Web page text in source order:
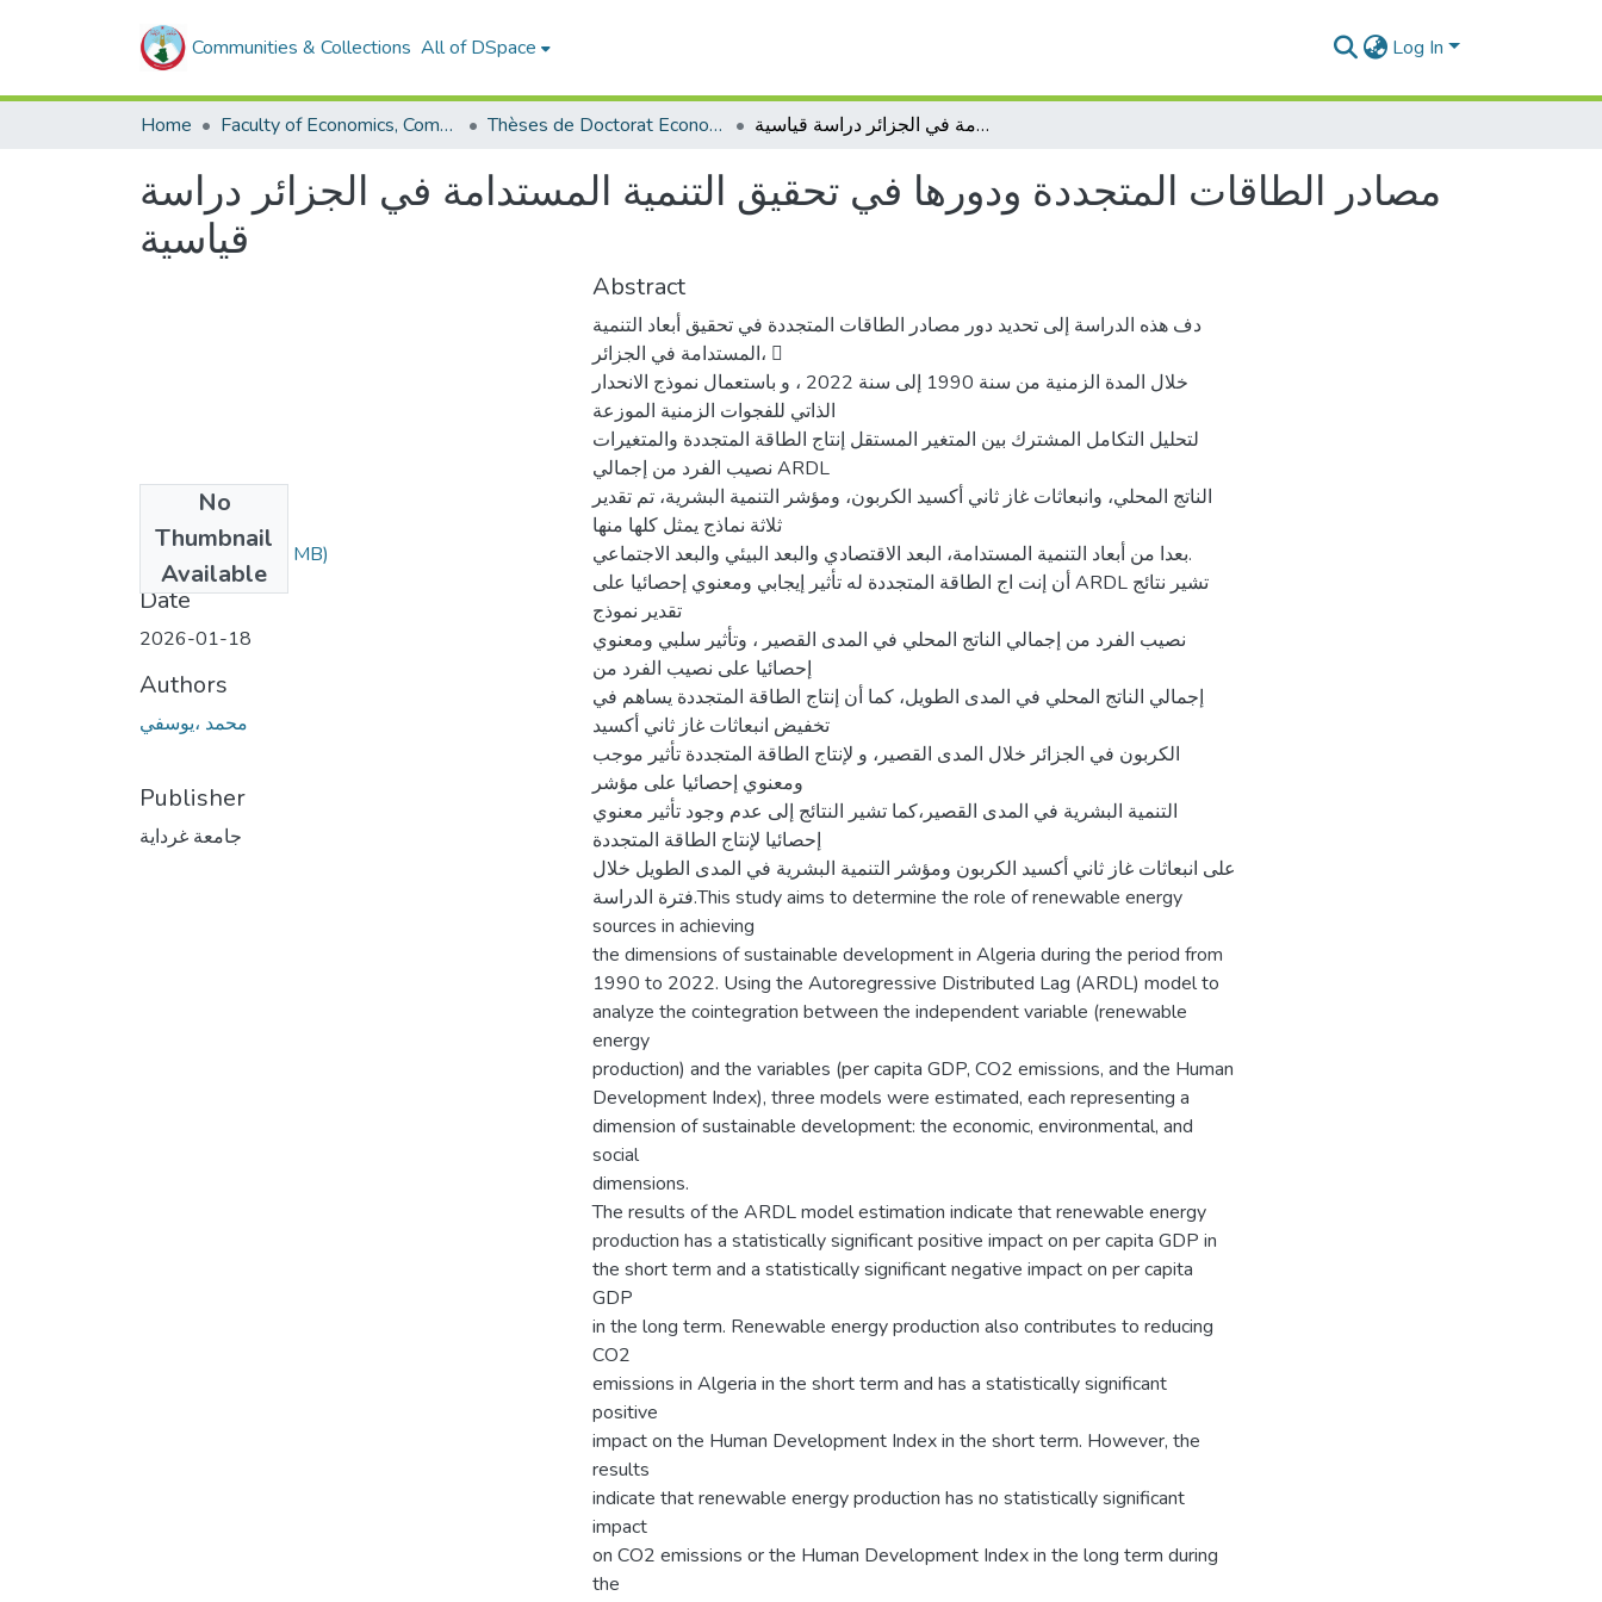
Communities & Collections All of DSpace Log In
Home Faculty of Economics, Commercial Sciences and Management Sciences Thèses de Doctorat Economie مصادر الطاقات المتجددة ودورھا في تحقیق التنمیة المستدامة في الجزائر دراسة قیاسیة
مصادر الطاقات المتجددة ودورھا في تحقیق التنمیة المستدامة في الجزائر دراسة
قیاسیة
No
Thumbnail
Available
ECO.3.27.pdf(4.4 MB)
Date
2026-01-18
Authors
محمد ،يوسفي
Publisher
جامعة غرداية
Abstract
دف هذه الدراسة إلى تحديد دور مصادر الطاقات المتجددة في تحقيق أبعاد التنمية
المستدامة في الجزائر، 􀁉
خلال المدة الزمنية من سنة 1990 إلى سنة 2022 ، و باستعمال نموذج الانحدار
الذاتي للفجوات الزمنية الموزعة
لتحليل التكامل المشترك بين المتغير المستقل إنتاج الطاقة المتجددة والمتغيرات
نصيب الفرد من إجمالي ARDL
الناتج المحلي، وانبعاثات غاز ثاني أكسيد الكربون، ومؤشر التنمية البشرية، تم تقدير
ثلاثة نماذج يمثل كلها منها
بعدا من أبعاد التنمية المستدامة، البعد الاقتصادي والبعد البيئي والبعد الاجتماعي.
أن إنت اج الطاقة المتجددة له تأثير إيجابي ومعنوي إحصائيا على ARDL تشير نتائج
تقدير نموذج
نصيب الفرد من إجمالي الناتج المحلي في المدى القصير ، وتأثير سلبي ومعنوي
إحصائيا على نصيب الفرد من
إجمالي الناتج المحلي في المدى الطويل، كما أن إنتاج الطاقة المتجددة يساهم في
تخفيض انبعاثات غاز ثاني أكسيد
الكربون في الجزائر خلال المدى القصير، و لإنتاج الطاقة المتجددة تأثير موجب
ومعنوي إحصائيا على مؤشر
التنمية البشرية في المدى القصير،كما تشير النتائج إلى عدم وجود تأثير معنوي
إحصائيا لإنتاج الطاقة المتجددة
على انبعاثات غاز ثاني أكسيد الكربون ومؤشر التنمية البشرية في المدى الطويل خلال
فترة الدراسة.This study aims to determine the role of renewable energy
sources in achieving
the dimensions of sustainable development in Algeria during the period from
1990 to 2022. Using the Autoregressive Distributed Lag (ARDL) model to
analyze the cointegration between the independent variable (renewable
energy
production) and the variables (per capita GDP, CO2 emissions, and the Human
Development Index), three models were estimated, each representing a
dimension of sustainable development: the economic, environmental, and
social
dimensions.
The results of the ARDL model estimation indicate that renewable energy
production has a statistically significant positive impact on per capita GDP in
the short term and a statistically significant negative impact on per capita
GDP
in the long term. Renewable energy production also contributes to reducing
CO2
emissions in Algeria in the short term and has a statistically significant
positive
impact on the Human Development Index in the short term. However, the
results
indicate that renewable energy production has no statistically significant
impact
on CO2 emissions or the Human Development Index in the long term during
the